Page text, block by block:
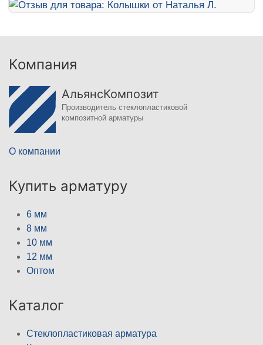
Компания
АльянсКомпозит
Производитель стеклопластиковой
композитной арматуры
О компании
Купить арматуру
6 мм
8 мм
10 мм
12 мм
Оптом
Каталог
Стеклопластиковая арматура